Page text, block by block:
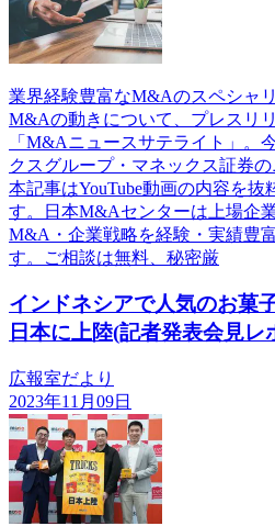
業界経験豊富なM&Aのスペシャ
M&Aの動きについて、プレスリ
「M&Aニュースサテライト」。
クスグループ・マネックス証券
本記事はYouTube動画の内容を抜
す。日本M&Aセンターは上場企
M&A・企業戦略を経験・実績豊
す。ご相談は無料、秘密厳
インドネシアで人気のお菓
日本に上陸(記者発表会見レ
広報室だより
2023年11月09日